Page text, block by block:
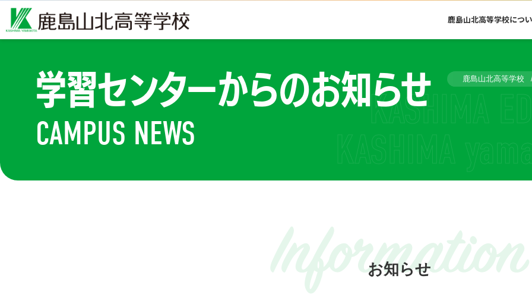
鹿島山北高等学校につ
学習センターからのお知らせ
CAMPUS NEWS
鹿島山北高等学校
お知らせ
Information